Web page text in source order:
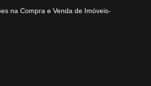
na Compra e Venda de Imóveis-